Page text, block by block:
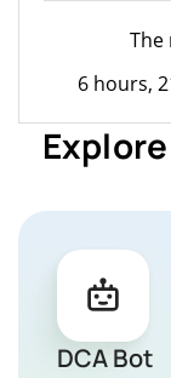
The
6 hours,
DCA Bot